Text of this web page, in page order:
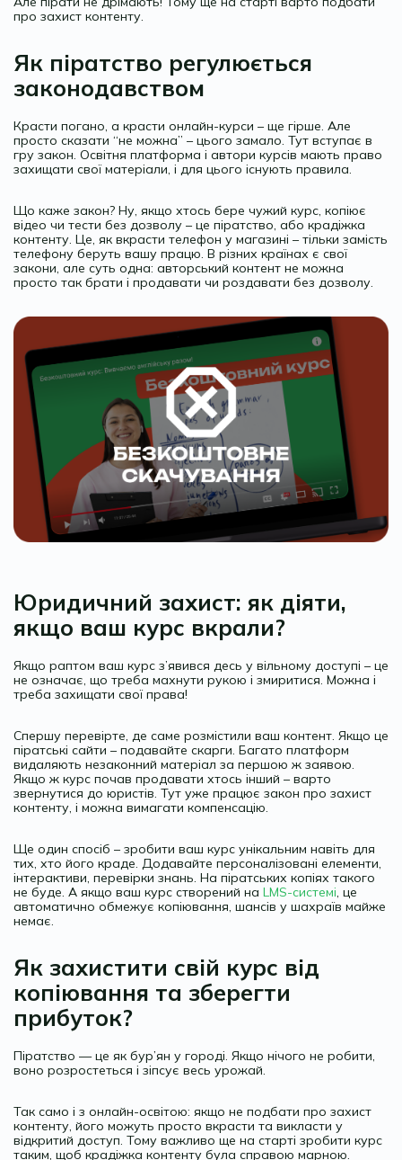
про захист контенту.
Як піратство регулюється
законодавством
Красти погано, а красти онлайн-курси – ще гірше. Але
просто сказати “не можна” – цього замало. Тут вступає в
гру закон. Освітня платформа і автори курсів мають право
захищати свої матеріали, і для цього існують правила.
Що каже закон? Ну, якщо хтось бере чужий курс, копіює
відео чи тести без дозволу – це піратство, або крадіжка
контенту. Це, як вкрасти телефон у магазині – тільки замість
телефону беруть вашу працю. В різних країнах є свої
закони, але суть одна: авторський контент не можна
просто так брати і продавати чи роздавати без дозволу.
Юридичний захист: як діяти,
якщо ваш курс вкрали?
Якщо раптом ваш курс з’явився десь у вільному доступі – це
не означає, що треба махнути рукою і змиритися. Можна і
треба захищати свої права!
Спершу перевірте, де саме розмістили ваш контент. Якщо це
піратські сайти – подавайте скарги. Багато платформ
видаляють незаконний матеріал за першою ж заявою.
Якщо ж курс почав продавати хтось інший – варто
звернутися до юристів. Тут уже працює закон про захист
контенту, і можна вимагати компенсацію.
Ще один спосіб – зробити ваш курс унікальним навіть для
тих, хто його краде. Додавайте персоналізовані елементи,
інтерактиви, перевірки знань. На піратських копіях такого
не буде. А якщо ваш курс створений на LMS-системі, це
автоматично обмежує копіювання, шансів у шахраїв майже
немає.
Як захистити свій курс від
копіювання та зберегти
прибуток?
Піратство — це як бур’ян у городі. Якщо нічого не робити,
воно розростеться і зіпсує весь урожай.
Так само і з онлайн-освітою: якщо не подбати про захист
контенту, його можуть просто вкрасти та викласти у
відкритий доступ. Тому важливо ще на старті зробити курс
таким, щоб крадіжка контенту була справою марною.